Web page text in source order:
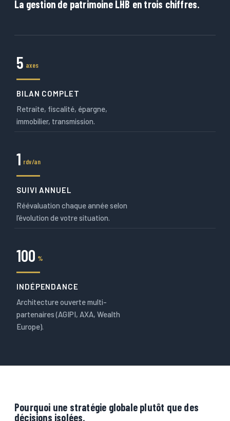
La gestion de patrimoine LHB en trois chiffres.
5 axes
BILAN COMPLET
Retraite, fiscalité, épargne,
immobilier, transmission.
1 rdv/an
SUIVI ANNUEL
Réévaluation chaque année selon
l’évolution de votre situation.
100 %
INDÉPENDANCE
Architecture ouverte multi-
partenaires (AGIPI, AXA, Wealth
Europe).
Pourquoi une stratégie globale plutôt que des
décisions isolées.